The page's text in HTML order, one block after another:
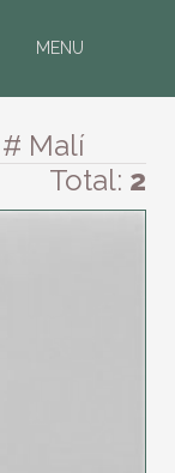
MENU
# Malí
Total: 2